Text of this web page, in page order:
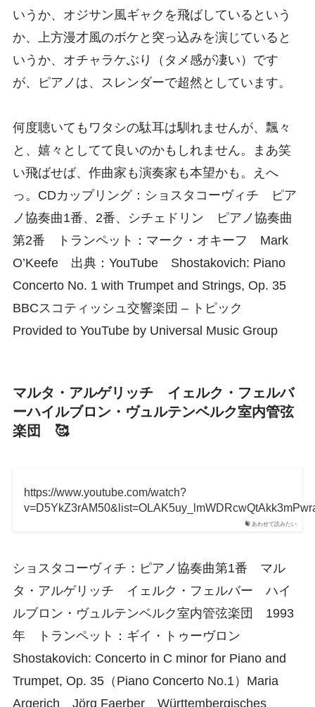
いうか、オジサン風ギャクを飛ばしているという
か、上方漫才風のボケと突っ込みを演じていると
いうか、オチャラケぶり（タメ感が凄い）です
が、ピアノは、スレンダーで超然としています。
何度聴いてもワタシの駄耳は馴れませんが、飄々
と、嬉々としてて良いのかもしれません。まあ笑
い飛ばせば、作曲家も演奏家も本望かも。えへ
っ。CDカップリング：ショスタコーヴィチ ピア
ノ協奏曲1番、2番、シチェドリン ピアノ協奏曲
第2番 トランペット：マーク・オキーフ Mark
O’Keefe 出典：YouTube Shostakovich: Piano
Concerto No. 1 with Trumpet and Strings, Op. 35
BBCスコティッシュ交響楽団 – トピック
Provided to YouTube by Universal Music Group
マルタ・アルゲリッチ イェルク・フェルバ
ーハイルブロン・ヴュルテンベルク室内管弦
楽団 🥰
あわせて読みたい
https://www.youtube.com/watch?
ショスタコーヴィチ：ピアノ協奏曲第1番 マル
タ・アルゲリッチ イェルク・フェルバー ハイ
ルブロン・ヴュルテンベルク室内管弦楽団 1993
年 トランペット：ギイ・トゥーヴロン
Shostakovich: Concerto in C minor for Piano and
Trumpet, Op. 35（Piano Concerto No.1）Maria
Argerich Jörg Faerber Württembergisches